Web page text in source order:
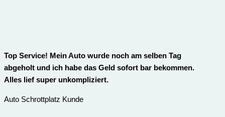
Top Service! Mein Auto wurde noch am selben Tag
abgeholt und ich habe das Geld sofort bar bekommen.
Alles lief super unkompliziert.
Auto Schrottplatz Kunde